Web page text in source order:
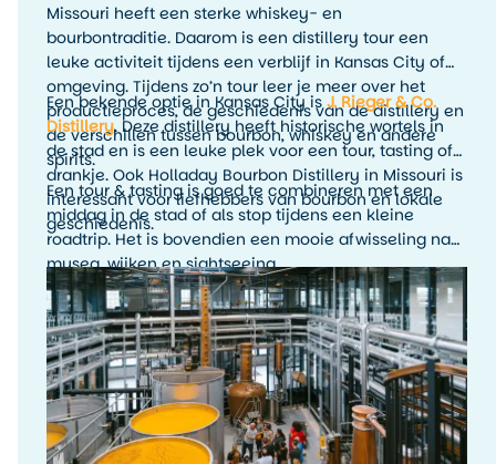
Missouri heeft een sterke whiskey- en
bourbontraditie. Daarom is een distillery tour een
leuke activiteit tijdens een verblijf in Kansas City of
omgeving. Tijdens zo’n tour leer je meer over het
productieproces, de geschiedenis van de distillery en
de verschillen tussen bourbon, whiskey en andere
spirits.
Een bekende optie in Kansas City is J. Rieger & Co.
Distillery. Deze distillery heeft historische wortels in
de stad en is een leuke plek voor een tour, tasting of
drankje. Ook Holladay Bourbon Distillery in Missouri is
interessant voor liefhebbers van bourbon en lokale
geschiedenis.
Een tour & tasting is goed te combineren met een
middag in de stad of als stop tijdens een kleine
roadtrip. Het is bovendien een mooie afwisseling na
musea, wijken en sightseeing.